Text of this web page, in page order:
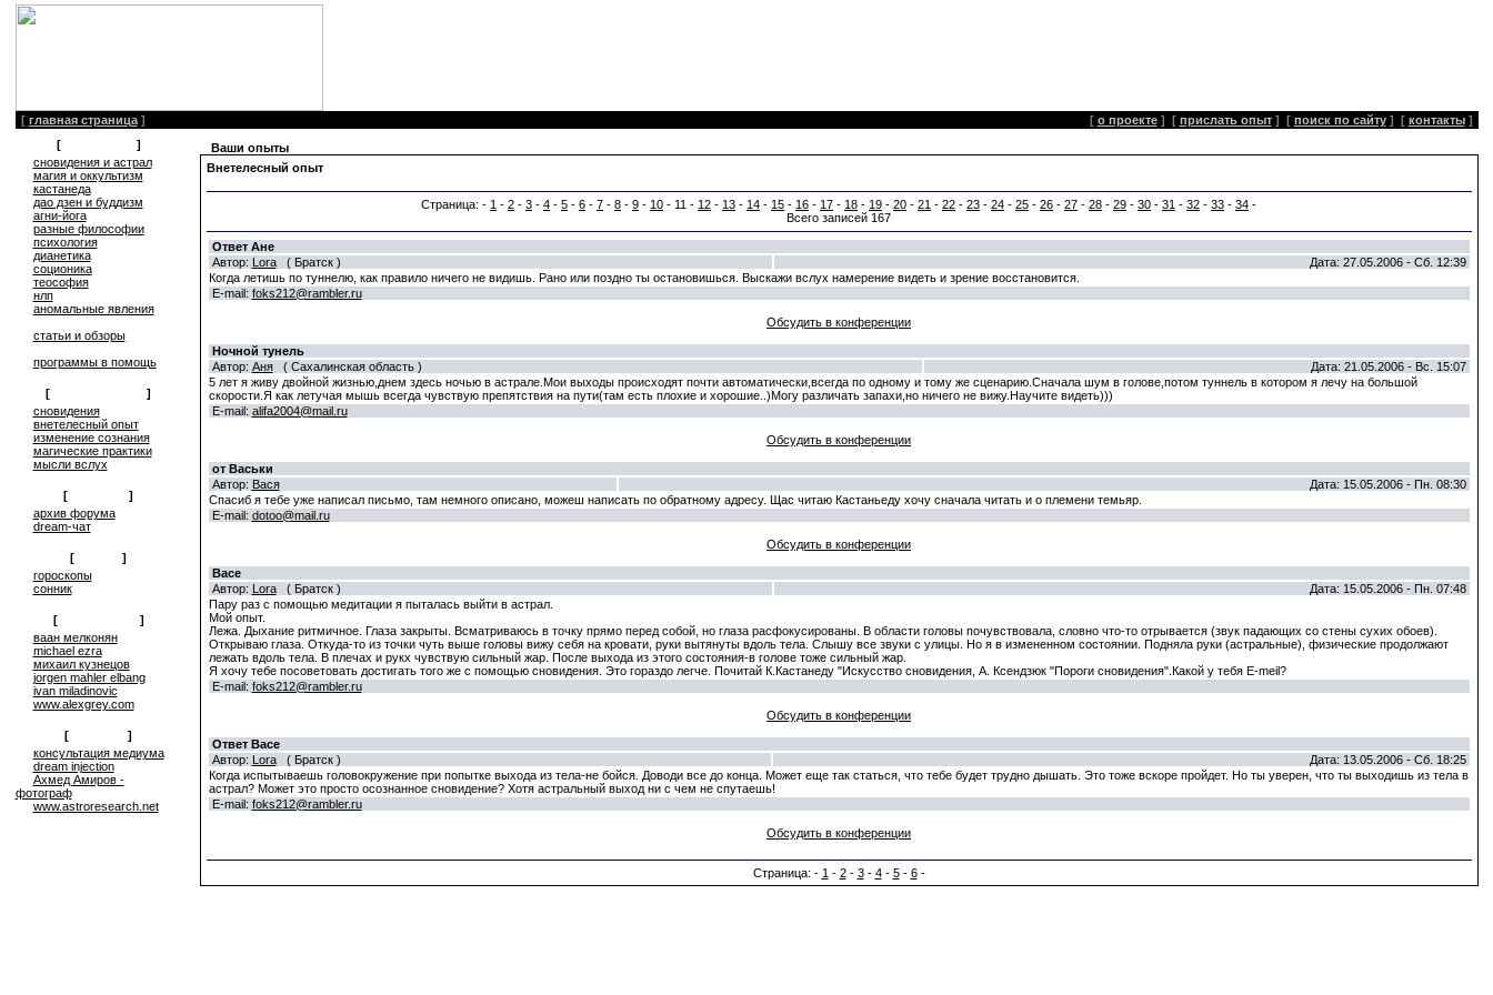
[ главная страница ] [ о проекте ] [ прислать опыт ] [ поиск по сайту ] [ контакты ]
[
]
сновидения и астрал
магия и оккультизм
кастанеда
дао дзен и буддизм
агни-йога
разные философии
психология
дианетика
соционика
теософия
нлп
аномальные явления
статьи и обзоры
программы в помощь
[
]
cновидения
внетелесный опыт
изменение сознания
магические практики
мысли вслух
[
]
архив форума
dream-чат
[
]
гороскопы
сонник
[
]
ваан мелконян
michael ezra
михаил кузнецов
jorgen mahler elbang
ivan miladinovic
www.alexgrey.com
[
]
консультация медиума
dream injection
Ахмед Амиров -
фотограф
www.astroresearch.net
Ваши опыты
Внетелесный опыт
Страница: - 1 - 2 - 3 - 4 - 5 - 6 - 7 - 8 - 9 - 10 - 11 - 12 - 13 - 14 - 15 - 16 - 17 - 18 - 19 - 20 - 21 - 22 - 23 - 24 - 25 - 26 - 27 - 28 - 29 - 30 - 31 - 32 - 33 - 34 -
Всего записей 167
Ответ Ане
Автор: Lora( Братск )
Дата: 27.05.2006 - Сб. 12:39
Когда летишь по туннелю, как правило ничего не видишь. Рано или поздно ты остановишься. Выскажи вслух намерение видеть и зрение восстановится.
E-mail: foks212@rambler.ru
Обсудить в конференции
Ночной тунель
Автор: Аня( Сахалинская область )
Дата: 21.05.2006 - Вс. 15:07
5 лет я живу двойной жизнью,днем здесь ночью в астрале.Мои выходы происходят почти автоматически,всегда по одному и тому же сценарию.Сначала шум в голове,потом туннель в котором я лечу на большой
скорости.Я как летучая мышь всегда чувствую препятствия на пути(там есть плохие и хорошие..)Могу различать запахи,но ничего не вижу.Научите видеть)))
E-mail: alifa2004@mail.ru
Обсудить в конференции
от Васьки
Автор: Вася
Дата: 15.05.2006 - Пн. 08:30
Спасиб я тебе уже написал письмо, там немного описано, можеш написать по обратному адресу. Щас читаю Кастаньеду хочу сначала читать и о племени темьяр.
E-mail: dotoo@mail.ru
Обсудить в конференции
Васе
Автор: Lora( Братск )
Дата: 15.05.2006 - Пн. 07:48
Пару раз с помощью медитации я пыталась выйти в астрал.
Мой опыт.
Лежа. Дыхание ритмичное. Глаза закрыты. Всматриваюсь в точку прямо перед собой, но глаза расфокусированы. В области головы почувствовала, словно что-то отрывается (звук падающих со стены сухих обоев).
Открываю глаза. Откуда-то из точки чуть выше головы вижу себя на кровати, руки вытянуты вдоль тела. Слышу все звуки с улицы. Но я в измененном состоянии. Подняла руки (астральные), физические продолжают
лежать вдоль тела. В плечах и рукх чувствую сильный жар. После выхода из этого состояния-в голове тоже сильный жар.
Я хочу тебе посоветовать достигать того же с помощью сновидения. Это гораздо легче. Почитай К.Кастанеду "Искусство сновидения, А. Ксендзюк "Пороги сновидения".Какой у тебя E-meil?
E-mail: foks212@rambler.ru
Обсудить в конференции
Ответ Васе
Автор: Lora( Братск )
Дата: 13.05.2006 - Сб. 18:25
Когда испытываешь головокружение при попытке выхода из тела-не бойся. Доводи все до конца. Может еще так статься, что тебе будет трудно дышать. Это тоже вскоре пройдет. Но ты уверен, что ты выходишь из тела в
астрал? Может это просто осознанное сновидение? Хотя астральный выход ни с чем не спутаешь!
E-mail: foks212@rambler.ru
Обсудить в конференции
Страница: - 1 - 2- 3- 4- 5- 6-